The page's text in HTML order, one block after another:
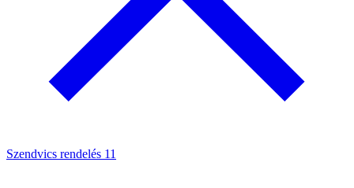
Szendvics rendelés 11